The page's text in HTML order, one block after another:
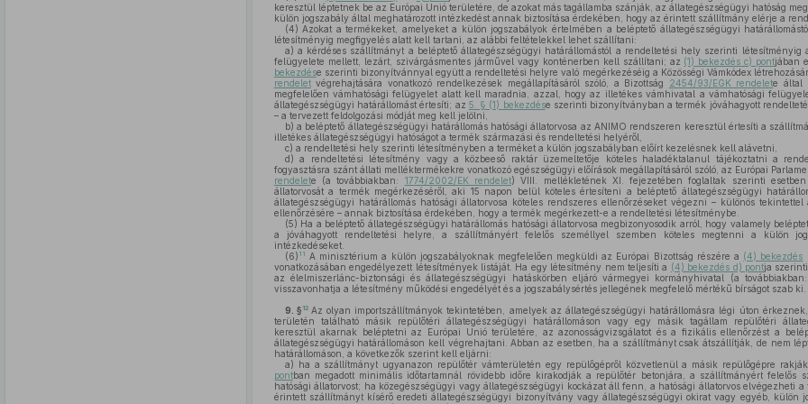
keresztül léptetnek be az Európai Unió területére, de azokat más tagállamba szánják, az állategészségügyi hatóság
külön jogszabály által meghatározott intézkedést annak biztosítása érdekében, hogy az érintett szállítmány elérje a
(4) Azokat a termékeket, amelyeket a külön jogszabályok értelmében a beléptető állategészségügyi
létesítményig megfigyelés alatt kell tartani, az alábbi feltételekkel lehet szállítani:
a) a kérdéses szállítmányt a beléptető állategészségügyi határállomástól a rendeltetési hely szerinti létesítményig
felügyelete mellett, lezárt, szivárgásmentes járművel vagy konténerben kell szállítani; az (1) bekezdés c) pontjában
bekezdése szerinti bizonyítvánnyal együtt a rendeltetési helyre való megérkezéséig a Közösségi Vámkódex
rendeletvégrehajtására vonatkozó rendelkezések megállapításáról szóló, a Bizottság 2454/93/EGK rendelete által
megfelelően vámhatósági felügyelet alatt kell maradnia, azzal, hogy az illetékes vámhivatal a vámhatósági
állategészségügyi határállomást értesíti; az 5. § (1) bekezdése szerinti bizonyítványban a termék jóváhagyott
– a tervezett feldolgozási módját meg kell jelölni,
b) a beléptető állategészségügyi határállomás hatósági állatorvosa az ANIMO rendszeren keresztül értesíti a
illetékes állategészségügyi hatóságot a termék származási és rendeltetési helyéről,
c) a rendeltetési hely szerinti létesítményben a terméket a külön jogszabályban előírt kezelésnek kell alávetni,
d) a rendeltetési létesítmény vagy a közbeeső raktár üzemeltetője köteles haladéktalanul tájékoztatni a
fogyasztásra szánt állati melléktermékekre vonatkozó egészségügyi előírások megállapításáról szóló, az Európai
rendelete (a továbbiakban: 1774/2002/EK rendelet) VIII. mellékletének XI. fejezetében foglaltak szerinti
állatorvosát a termék megérkezéséről, aki 15 napon belül köteles értesíteni a beléptető állategészségügyi
állategészségügyi határállomás hatósági állatorvosa köteles rendszeres ellenőrzéseket végezni – különös
ellenőrzésére – annak biztosítása érdekében, hogy a termék megérkezett-e a rendeltetési létesítménybe.
(5) Ha a beléptető állategészségügyi határállomás hatósági állatorvosa megbizonyosodik arról, hogy valamely
a jóváhagyott rendeltetési helyre, a szállítmányért felelős személlyel szemben köteles megtenni a külön
intézkedéseket.
(6) 11 A minisztérium a külön jogszabályoknak megfelelően megküldi az Európai Bizottság részére a (4) bekezdés
vonatkozásában engedélyezett létesítmények listáját. Ha egy létesítmény nem teljesíti a (4) bekezdés d) pontja
az élelmiszerlánc-biztonsági és állategészségügyi hatáskörben eljáró vármegyei kormányhivatal (a
visszavonhatja a létesítmény működési engedélyét és a jogszabálysértés jellegének megfelelő mértékű bírságot szab ki.
9. § 12 Az olyan importszállítmányok tekintetében, amelyek az állategészségügyi határállomásra légi úton
területén található másik repülőtéri állategészségügyi határállomáson vagy egy másik tagállam repülőtéri
keresztül akarnak beléptetni az Európai Unió területére, az azonosságvizsgálatot és a fizikális ellenőrzést a
állategészségügyi határállomáson kell végrehajtani. Abban az esetben, ha a szállítmányt csak átszállítják, de nem
határállomáson, a következők szerint kell eljárni:
a) ha a szállítmányt ugyanazon repülőtér vámterületén egy repülőgépről közvetlenül a másik repülőgépre
pontban megadott minimális időtartamnál rövidebb időre kirakodják a repülőtér betonjára, a szállítmányért felelős
hatósági állatorvost; ha közegészségügyi vagy állategészségügyi kockázat áll fenn, a hatósági állatorvos elvégezheti
érintett szállítmányt kísérő eredeti állategészségügyi bizonyítvány vagy állategészségügyi okirat vagy egyéb, külön